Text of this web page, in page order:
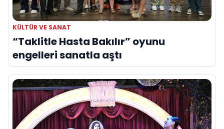
KÜLTÜR VE SANAT
“Taklitle Hasta Bakılır” oyunu
engelleri sanatla aştı